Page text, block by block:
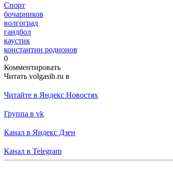
Спорт
бочарников
волгоград
гандбол
каустик
константин родионов
0
Комментировать
Читать volgasib.ru в
Читайте в Яндекс Новостях
Группа в vk
Канал в Яндекс Дзен
Канал в Telegram